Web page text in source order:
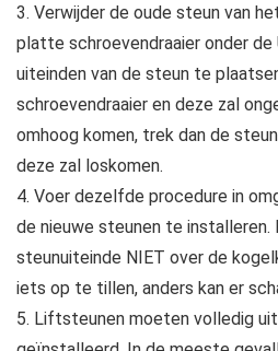
3. Verwijder de oude steun van
platte schroevendraaier onder de
uiteinden van de steun te
schroevendraaier en deze zal
omhoog komen, trek dan de
deze zal loskomen.
4. Voer dezelfde procedure in
de nieuwe steunen te installeren.
steunuiteinde NIET over de
iets op te tillen, anders kan er
5. Liftsteunen moeten volledig